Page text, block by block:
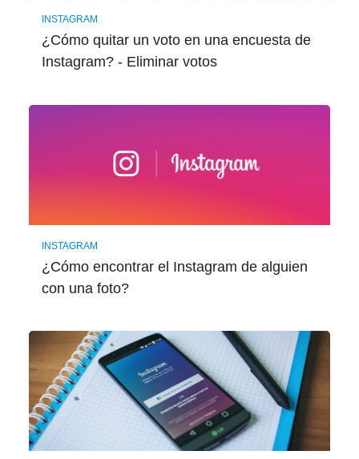
INSTAGRAM
¿Cómo quitar un voto en una encuesta de
Instagram? - Eliminar votos
INSTAGRAM
¿Cómo encontrar el Instagram de alguien
con una foto?